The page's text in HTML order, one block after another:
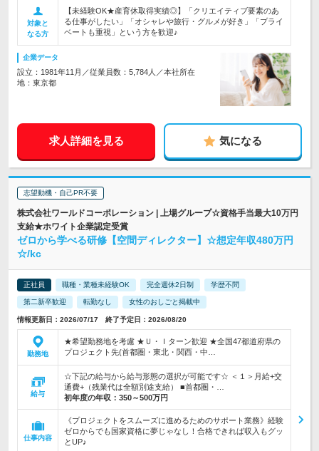
対象と
なる方
【未経験OK★産育休取得実績◎】「クリエイティブ要素のあ
る仕事がしたい」「オシャレや旅行・グルメが好き」「プライ
ベートも重視」という方を歓迎♪
企業データ
設立：1981年11月／従業員数：5,784人／本社所在
地：東京都
求人詳細を見る 気になる
志望動機・自己PR不要
株式会社ワールドコーポレーション | 上場グループ☆資格手当最大10万円
支給★ホワイト企業認定受賞
ゼロから学べる研修【空間ディレクター】☆想定年収480万円
☆/kc
正社員 職種・業種未経験OK 完全週休2日制 学歴不問
第二新卒歓迎 転勤なし 女性のおしごと掲載中
情報更新日：2026/07/17 終了予定日：2026/08/20
勤務地
★希望勤務地を考慮 ★Ｕ・Ｉターン歓迎 ★全国47都道府県の
プロジェクト先(首都圏・東北・関西・中…
給与
☆下記の給与から給与形態の選択が可能です☆ ＜１＞月給+交
通費+（残業代は全額別途支給） ■首都圏・…
初年度の年収： 350～500万円
仕事内容
《プロジェクトをスムーズに進めるためのサポート業務》経験
ゼロからでも国家資格に夢じゃなし！合格できれば収入もグッ
とUP♪